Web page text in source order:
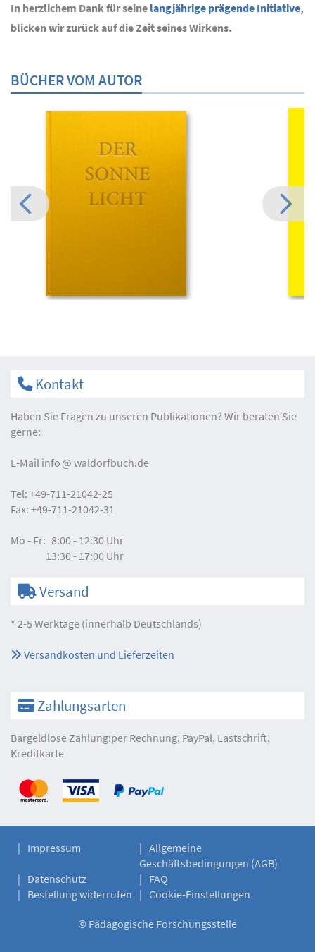
In herzlichem Dank für seine langjährige prägende Initiative,
blicken wir zurück auf die Zeit seines Wirkens.
BÜCHER VOM AUTOR
Kontakt
Haben Sie Fragen zu unseren Publikationen? Wir beraten Sie
gerne:
E-Mail info waldorfbuch.de
Tel: +49-711-21042-25
Fax: +49-711-21042-31
Mo - Fr: 8:00 - 12:30 Uhr
13:30 - 17:00 Uhr
Versand
* 2-5 Werktage (innerhalb Deutschlands)
Versandkosten und Lieferzeiten
Zahlungsarten
Bargeldlose Zahlung:per Rechnung, PayPal, Lastschrift,
Kreditkarte
Impressum
Allgemeine
Geschäftsbedingungen (AGB)
Datenschutz
FAQ
Bestellung widerrufen
Cookie-Einstellungen
© Pädagogische Forschungsstelle